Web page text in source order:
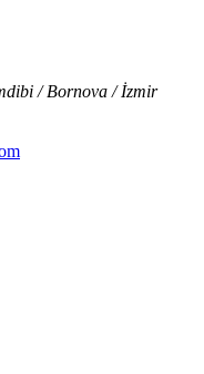
/ Bornova / İzmir